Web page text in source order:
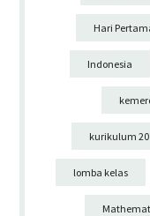
Hari
Indonesia
kurikulum
lomba kelas